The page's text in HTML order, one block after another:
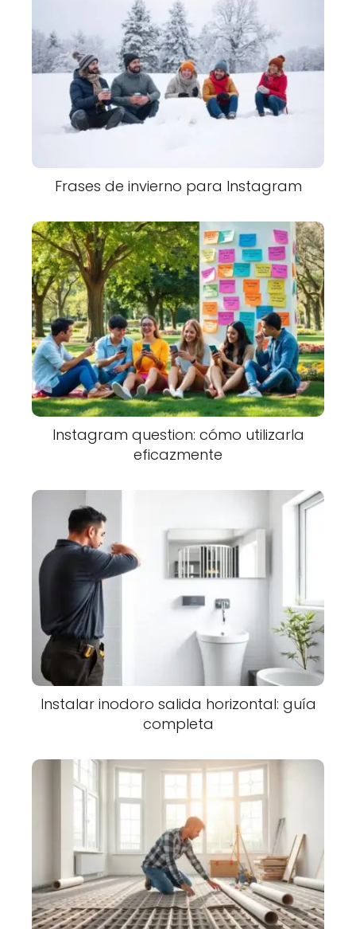
Frases de invierno para Instagram
Instagram question: cómo utilizarla
eficazmente
Instalar inodoro salida horizontal: guía
completa